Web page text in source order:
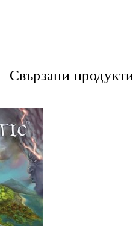
Свързани продукти